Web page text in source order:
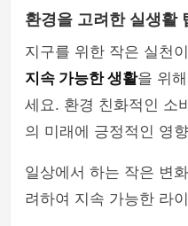
환경을 고려한 실생활
지구를 위한 작은 실천
지속 가능한 생활을 위
세요. 환경 친화적인 소
의 미래에 긍정적인 영
일상에서 하는 작은 변
려하여 지속 가능한 라